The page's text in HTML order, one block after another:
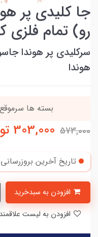
جا کلیدی پر
رو) تمام فلزی کد
سرکلیدی پر هوندا
هوندا
573,000
303,000
تاریخ آخرین